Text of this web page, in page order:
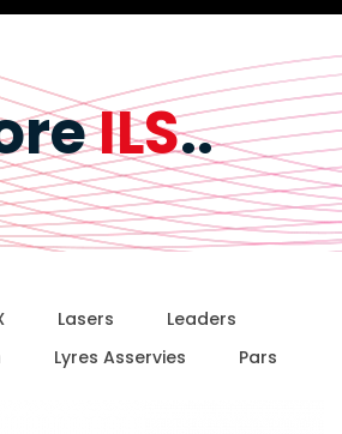
ILS..
Lasers
Leaders
Lyres Asservies Pars